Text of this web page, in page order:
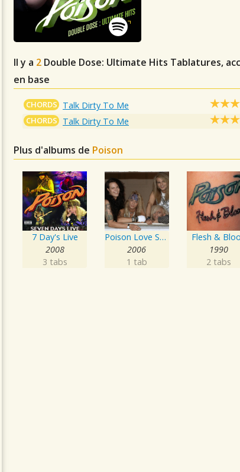
Il y a 2 Double Dose: Ultimate Hits Tablatures,
en base
CHORDS Talk Dirty To Me
CHORDS Talk Dirty To Me
Plus d'albums de Poison
7 Day's Live
2008
3 tabs
Poison Love Songs
2006
1 tab
Flesh &
1990
2 tabs